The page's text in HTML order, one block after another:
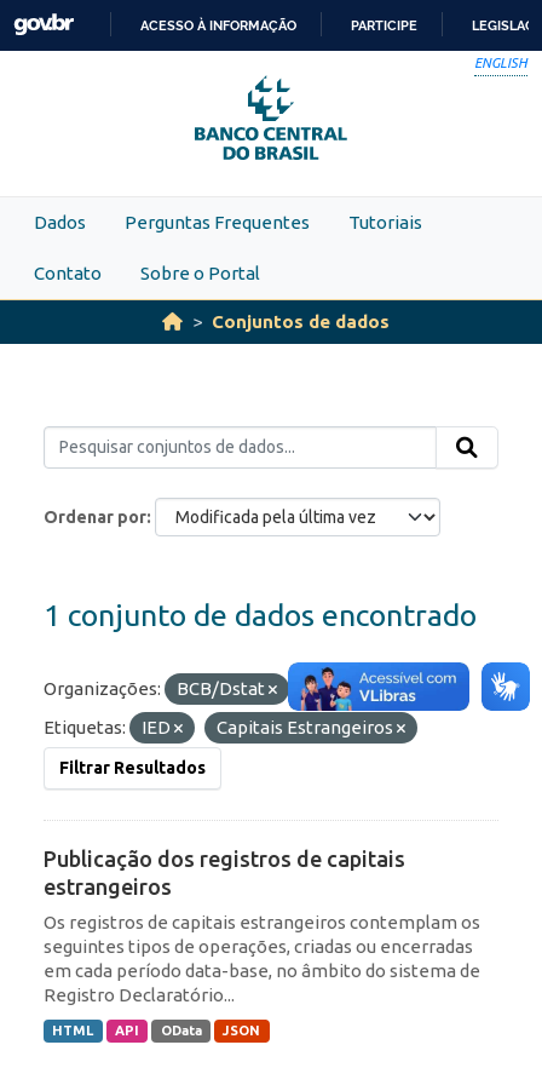
Skip to main content
PARA
O
CONTEÚDO
ACESSO À INFORMAÇÃO PARTICIPE
ENGLISH
Dados Perguntas Frequentes Tutoriais
Contato Sobre o Portal
Conjuntos de dados
Ordenar por
1 conjunto de dados encontrado
Organizações: BCB/Dstat Formatos:
JSON
Etiquetas:
IED Capitais Estrangeiros
Filtrar Resultados
Publicação dos registros de capitais
estrangeiros
Os registros de capitais estrangeiros contemplam os
seguintes tipos de operações, criadas ou encerradas
em cada período data-base, no âmbito do sistema de
Registro Declaratório...
HTML API OData JSON